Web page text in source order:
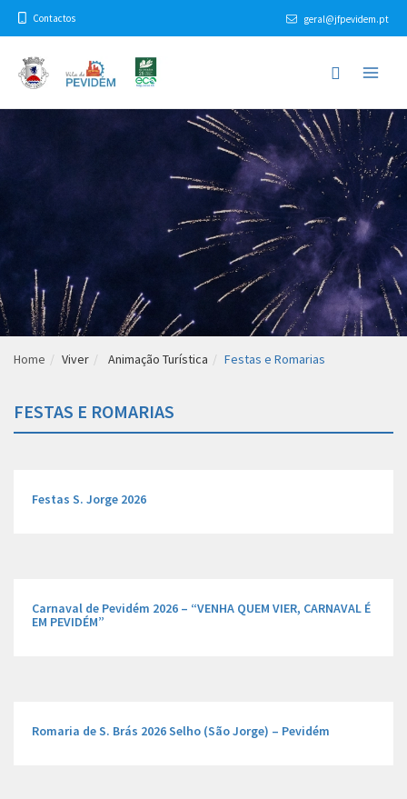
Contactos geral@jfpevidem.pt
Home Viver Animação Turística Festas e Romarias
FESTAS E ROMARIAS
Festas S. Jorge 2026
Carnaval de Pevidém 2026 – “VENHA QUEM VIER, CARNAVAL É
EM PEVIDÉM”
Romaria de S. Brás 2026 Selho (São Jorge) – Pevidém